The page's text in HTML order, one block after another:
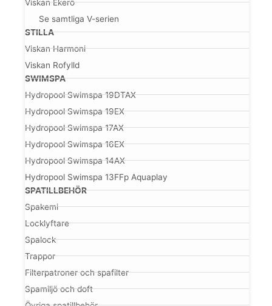
Viskan Ekerö
Se samtliga V-serien
STILLA
Viskan Harmoni
Viskan Rofylld
SWIMSPA
Hydropool Swimspa 19DTAX
Hydropool Swimspa 19EX
Hydropool Swimspa 17AX
Hydropool Swimspa 16EX
Hydropool Swimspa 14AX
Hydropool Swimspa 13FFp Aquaplay
SPATILLBEHÖR
Spakemi
Locklyftare
Spalock
Trappor
Filterpatroner och spafilter
Spamiljö och doft